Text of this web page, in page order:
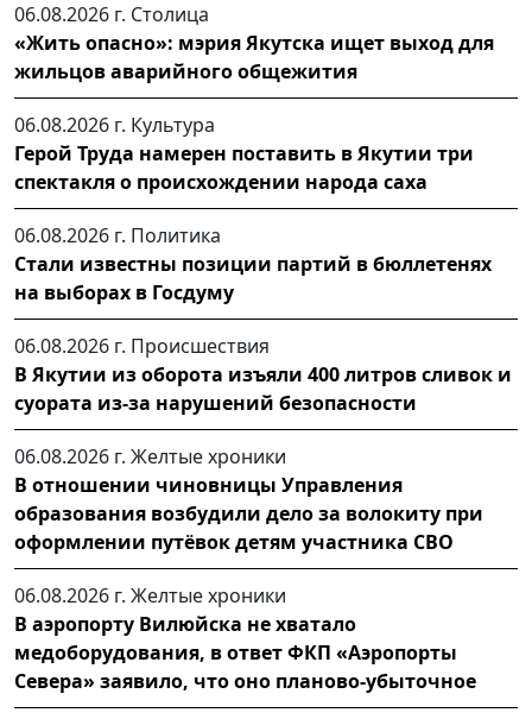
06.08.2026 г. Столица
«Жить опасно»: мэрия Якутска ищет выход для
жильцов аварийного общежития
06.08.2026 г. Культура
Герой Труда намерен поставить в Якутии три
спектакля о происхождении народа саха
06.08.2026 г. Политика
Стали известны позиции партий в бюллетенях
на выборах в Госдуму
06.08.2026 г. Происшествия
В Якутии из оборота изъяли 400 литров сливок и
суората из-за нарушений безопасности
06.08.2026 г. Желтые хроники
В отношении чиновницы Управления
образования возбудили дело за волокиту при
оформлении путёвок детям участника СВО
06.08.2026 г. Желтые хроники
В аэропорту Вилюйска не хватало
медоборудования, в ответ ФКП «Аэропорты
Севера» заявило, что оно планово-убыточное